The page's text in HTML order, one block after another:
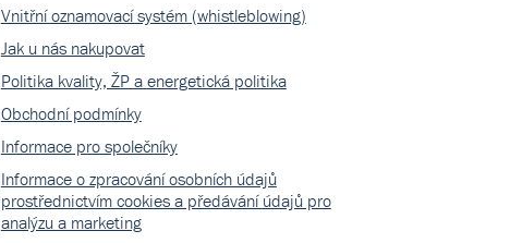
Vnitřní oznamovací systém (whistleblowing)
Jak u nás nakupovat
Politika kvality, ŽP a energetická politika
Obchodní podmínky
Informace pro společníky
Informace o zpracování osobních údajů
prostřednictvím cookies a předávání údajů pro
analýzu a marketing